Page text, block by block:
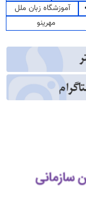
آموزشگاه زبان ملل
مهرینو